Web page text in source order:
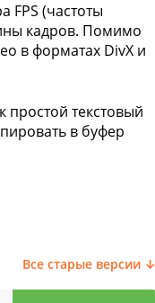
FPS (частоты
кадров. Помимо
в форматах DivX и
простой текстовый
в буфер
Все старые версии ↓